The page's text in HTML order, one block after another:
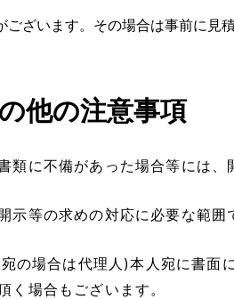
ざいます。その場合は事前に見
他の注意事項
に不備があった場合等には
示等の求めの対応に必要な範
の場合は代理人)本人宛に書面
く場合もございます。